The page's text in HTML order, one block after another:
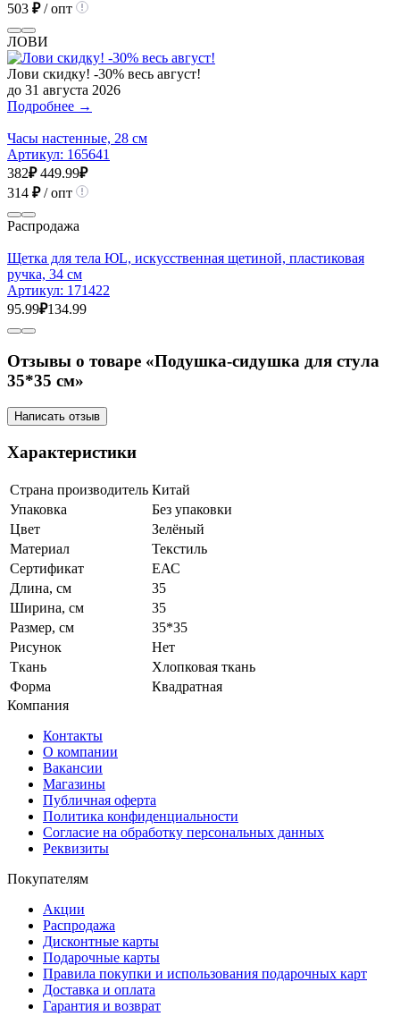
503 ₽/ опт
ЛОВИ
Лови скидку! -30% весь август!
до 31 августа 2026
Подробнее →
Часы настенные, 28 см
Артикул: 165641
382₽ 449.99₽
314 ₽/ опт
Распродажа
Щетка для тела ЮL, искусственная щетиной, пластиковая
ручка, 34 см
Артикул: 171422
95.99₽134.99
Отзывы о товаре «Подушка-сидушка для стула
35*35 см»
Написать отзыв
Характеристики
Страна производитель Китай
Упаковка
Без упаковки
Цвет
Зелёный
Материал
Текстиль
Сертификат
ЕАС
Длина, см
35
Ширина, см
35
Размер, см
35*35
Рисунок
Нет
Ткань
Хлопковая ткань
Форма
Квадратная
Компания
Контакты
О компании
Вакансии
Магазины
Публичная оферта
Политика конфиденциальности
Согласие на обработку персональных данных
Реквизиты
Покупателям
Акции
Распродажа
Дисконтные карты
Подарочные карты
Правила покупки и использования подарочных карт
Доставка и оплата
Гарантия и возврат